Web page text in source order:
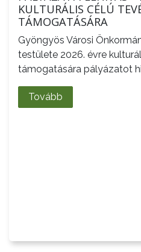
ÁTLÁTHATÓSÁG
AZ
ÖNKORMÁNYZATI
CÉGEK
ÉS
ANYAGOK
KULTURÁLIS CÉLÚ
TÁMOGATÁSÁRA
Gyöngyös Városi
testülete 2026. évre
támogatására pályázatot
Tovább